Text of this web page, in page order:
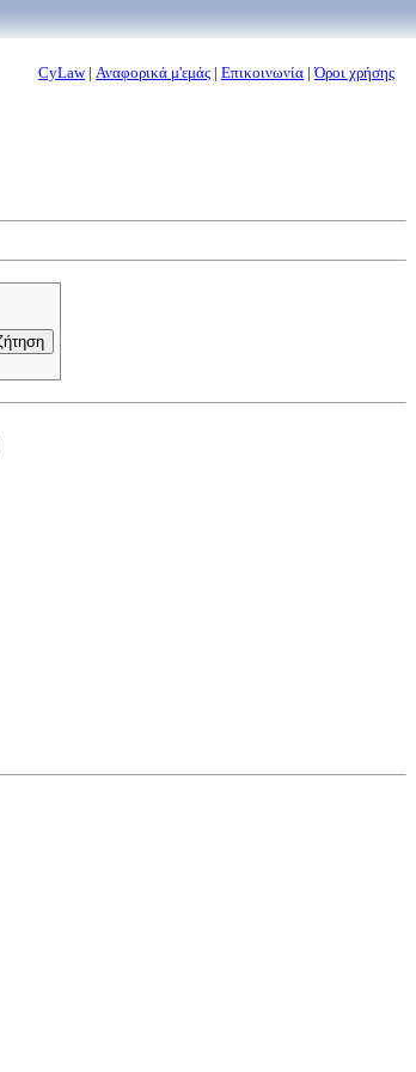
CyLaw| Αναφορικά μ'εμάς | Επικοινωνία |Όροι χρήσης